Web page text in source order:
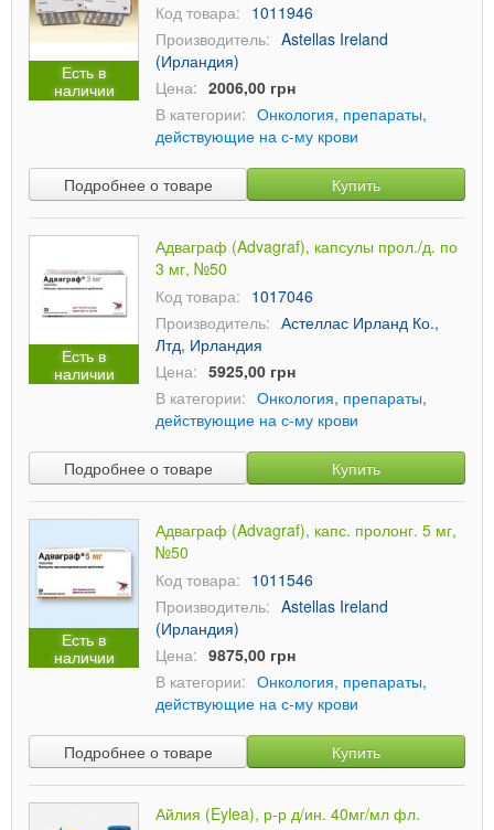
Есть в
наличии
Код товара: 1011946
Производитель: Astellas Ireland
(Ирландия)
Цена: 2006,00 грн
В категории: Онкология, препараты,
действующие на с-му крови
Подробнее о товаре Купить
Есть в
наличии
Адваграф (Advagraf), капсулы прол./д. по
3 мг, №50
Код товара: 1017046
Производитель: Астеллас Ирланд Ко.,
Лтд, Ирландия
Цена: 5925,00 грн
В категории: Онкология, препараты,
действующие на с-му крови
Подробнее о товаре Купить
Есть в
наличии
Адваграф (Advagraf), капс. пролонг. 5 мг,
№50
Код товара: 1011546
Производитель: Astellas Ireland
(Ирландия)
Цена: 9875,00 грн
В категории: Онкология, препараты,
действующие на с-му крови
Подробнее о товаре Купить
Айлия (Eylea), р-р д/ин. 40мг/мл фл.